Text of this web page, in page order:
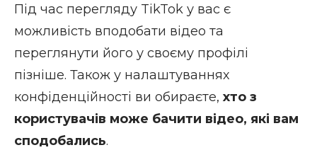
Під час перегляду TikTok у вас є
можливість вподобати відео та
переглянути його у своєму профілі
пізніше. Також у налаштуваннях
конфіденційності ви обираєте, хто з
користувачів може бачити відео, які вам
сподобались.